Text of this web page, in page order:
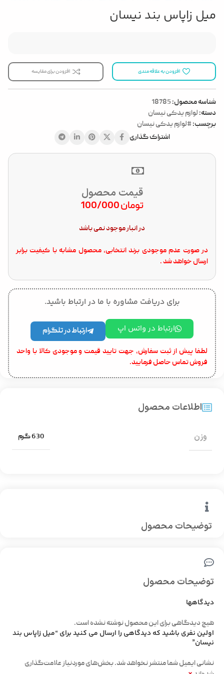
میل زاپاس بند نیسان
افزودن به علاقه مندی افزودن برای مقایسه
شناسه محصول:18785
دسته: لوازم یدکی نیسان
برچسب:#لوازم یدکی نیسان
اشتراک گذاری
قیمت محصول
تومان
در انبار موجود نمی باشد
در صورت عدم موجودی برند انتخابی، محصول مشابه با کیفیت برابر
ارسال خواهد شد .
برای دریافت مشاوره با ما در ارتباط باشید.
ارتباط در واتس اپ ارتباط در تلگرام
لطفا پیش از ثبت سفارش، جهت تایید قیمت و موجودی کالا با واحد
فروش تماس حاصل فرمایید.
توضیحات محصول
اطلاعات محصول
وزن 630 گرم
توضیحات محصول
دیدگاهها
هیچ دیدگاهی برای این محصول نوشته نشده است.
اولین نفری باشید که دیدگاهی را ارسال می کنید برای “میل زاپاس بند
نیسان”
نشانی ایمیل شما منتشر نخواهد شد.بخش‌های موردنیاز علامت‌گذاری